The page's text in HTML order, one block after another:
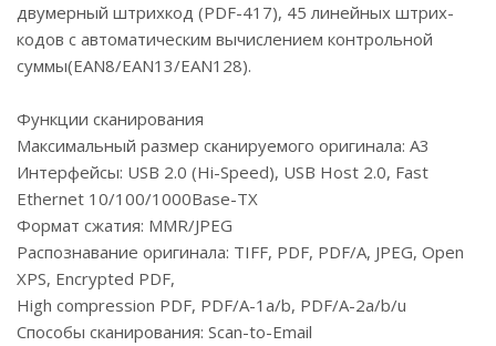
двумерный штрихкод (PDF-417), 45 линейных штрих-
кодов с автоматическим вычислением контрольной
суммы(EAN8/EAN13/EAN128).
Функции сканирования
Максимальный размер сканируемого оригинала: А3
Интерфейсы: USB 2.0 (Hi-Speed), USB Host 2.0, Fast
Ethernet 10/100/1000Base-TX
Формат сжатия: MMR/JPEG
Распознавание оригинала: TIFF, PDF, PDF/A, JPEG, Open
XPS, Encrypted PDF,
High compression PDF, PDF/A-1a/b, PDF/A-2a/b/u
Способы сканирования: Scan-to-Email